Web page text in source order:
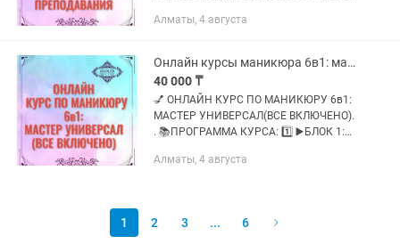
ИНСТРУКТОРСКИЙ КУРС ПО
НОГТЕЙ 2.0 (для тех, кто хочет и
Алматы, 4 августа
Онлайн курсы маникюра 6в1: мастер универсал(все включено)
40 000 ₸
💅 ОНЛАЙН КУРС ПО МАНИКЮРУ 6в1:
МАСТЕР УНИВЕРСАЛ(ВСЕ ВКЛЮЧЕНО).
. 📚ПРОГРАММА КУРСА: 1️⃣ ▶️БЛОК 1:
«КОМБИНИРОВАННЫЙ И
Алматы, 4 августа
1 2 3 ... 6